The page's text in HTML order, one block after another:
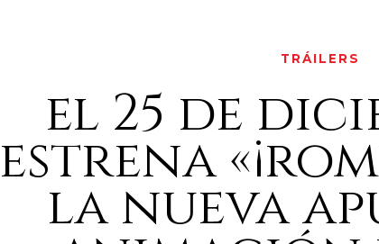
TRÁILERS
el 25 de
estrena
la nueva